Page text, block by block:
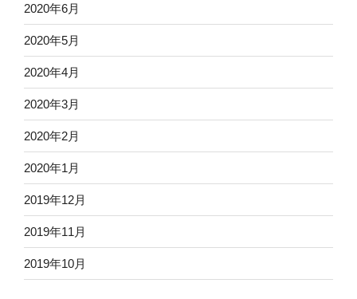
2020年6月
2020年5月
2020年4月
2020年3月
2020年2月
2020年1月
2019年12月
2019年11月
2019年10月